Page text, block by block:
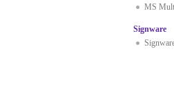
MS
Signware